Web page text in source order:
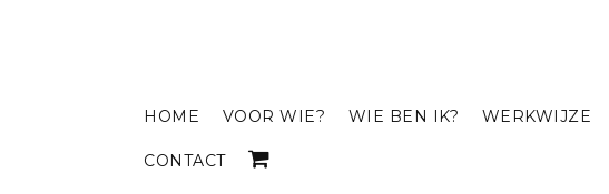
HOME VOOR WIE? WIE BEN IK? WERKWIJZE
CONTACT